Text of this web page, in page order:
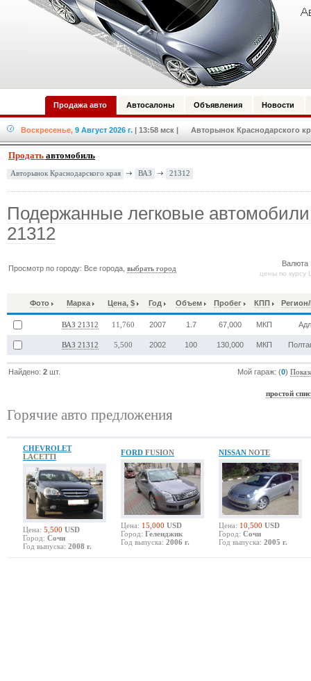
Продажа авто Автосалоны Объявления Новости
Воскресенье, 9 Август 2026 г. | 13:58 мск | Авторынок Краснодарского
Продать автомобиль
Авторынок Краснодарского края ВАЗ 21312
Подержанные легковые
21312
Просмотр по городу: Все города,выбрать город
цены по
Фото Марка Цена, $ Год Объем Пробег КПП
ВАЗ 21312 11,760 2007 1.7 67,000 МКП
ВАЗ 21312 5,500 2002 100 130,000 МКП
Найдено:2 шт. Мой гараж: (0)
простой
Горячие авто предложения
CHEVROLET
LACETTI
Цена: 5,500 USD
Город: Сочи
Год выпуска: 2008 г.
FORD FUSION
Цена: 15,000 USD
Город: Геленджик
Год выпуска: 2006 г.
NISSAN NOTE
Цена: 10,500 USD
Город: Сочи
Год выпуска: 2005 г.